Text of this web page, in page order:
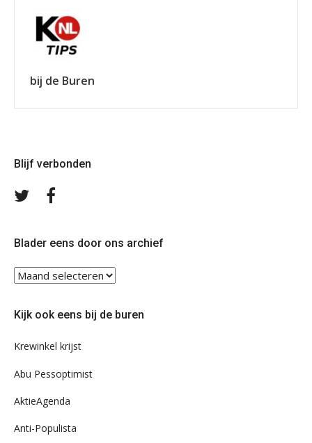
bij de Buren
Blijf verbonden
Volg
Blader eens door ons archief
Blader
ons
Kijk ook eens bij de buren
Krewinkel krijst
Abu Pessoptimist
AktieAgenda
Anti-Populista